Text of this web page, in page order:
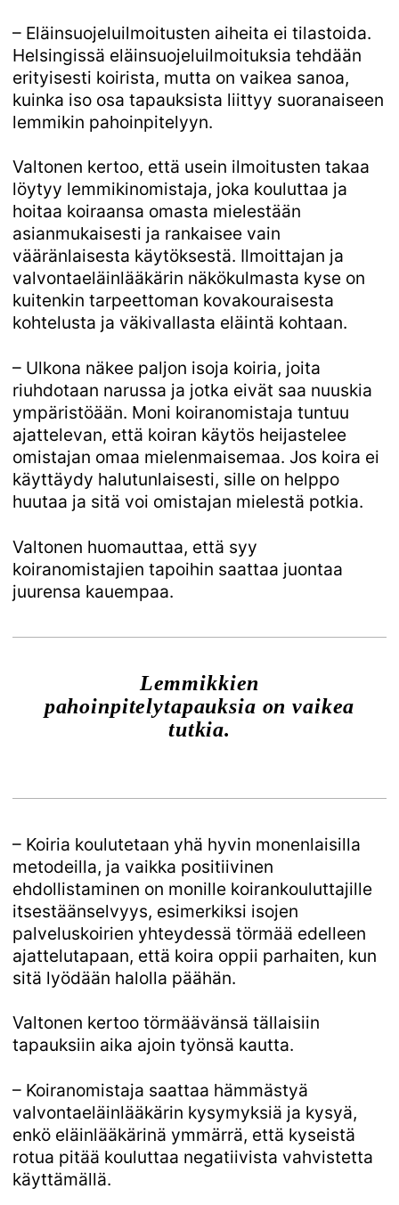
– Eläinsuojeluilmoitusten aiheita ei tilastoida.
Helsingissä eläinsuojeluilmoituksia tehdään
erityisesti koirista, mutta on vaikea sanoa,
kuinka iso osa tapauksista liittyy suoranaiseen
lemmikin pahoinpitelyyn.
Valtonen kertoo, että usein ilmoitusten takaa
löytyy lemmikinomistaja, joka kouluttaa ja
hoitaa koiraansa omasta mielestään
asianmukaisesti ja rankaisee vain
vääränlaisesta käytöksestä. Ilmoittajan ja
valvontaeläinlääkärin näkökulmasta kyse on
kuitenkin tarpeettoman kovakouraisesta
kohtelusta ja väkivallasta eläintä kohtaan.
– Ulkona näkee paljon isoja koiria, joita
riuhdotaan narussa ja jotka eivät saa nuuskia
ympäristöään. Moni koiranomistaja tuntuu
ajattelevan, että koiran käytös heijastelee
omistajan omaa mielenmaisemaa. Jos koira ei
käyttäydy halutunlaisesti, sille on helppo
huutaa ja sitä voi omistajan mielestä potkia.
Valtonen huomauttaa, että syy
koiranomistajien tapoihin saattaa juontaa
juurensa kauempaa.
Lemmikkien
pahoinpitelytapauksia on vaikea
tutkia.
– Koiria koulutetaan yhä hyvin monenlaisilla
metodeilla, ja vaikka positiivinen
ehdollistaminen on monille koirankouluttajille
itsestäänselvyys, esimerkiksi isojen
palveluskoirien yhteydessä törmää edelleen
ajattelutapaan, että koira oppii parhaiten, kun
sitä lyödään halolla päähän.
Valtonen kertoo törmäävänsä tällaisiin
tapauksiin aika ajoin työnsä kautta.
– Koiranomistaja saattaa hämmästyä
valvontaeläinlääkärin kysymyksiä ja kysyä,
enkö eläinlääkärinä ymmärrä, että kyseistä
rotua pitää kouluttaa negatiivista vahvistetta
käyttämällä.